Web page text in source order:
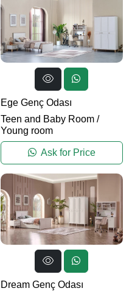
Ege Genç Odası
Teen and Baby Room/
Young room
Ask for Price
Dream Genç Odası